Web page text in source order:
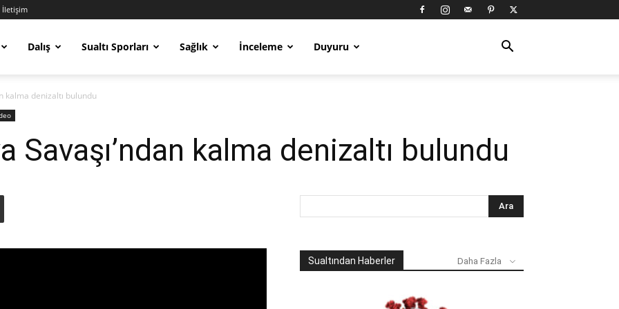
İletişim
Dalış Sualtı Sporları Sağlık İnceleme Duyuru
kalma denizaltı bulundu
Savaşı’ndan kalma denizaltı bulundu
Sualtından Haberler Daha Fazla